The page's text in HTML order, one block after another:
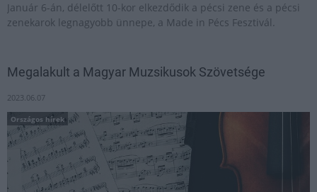
Január 6-án, délelőtt 10-kor elkezdődik a pécsi zene és a pécsi
zenekarok legnagyobb ünnepe, a Made in Pécs Fesztivál.
Megalakult a Magyar Muzsikusok Szövetsége
2023.06.07
Országos hírek